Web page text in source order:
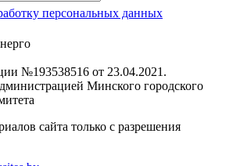
персональных данных
№193538516 от 23.04.2021.
Минского городского
сайта только с разрешения